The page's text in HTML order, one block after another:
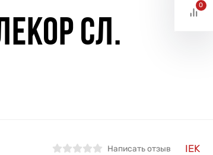
СЛ.
Написать отзыв IEK
0